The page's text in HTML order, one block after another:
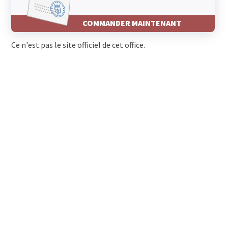
COMMANDER MAINTENANT
Ce n'est pas le site officiel de cet office.